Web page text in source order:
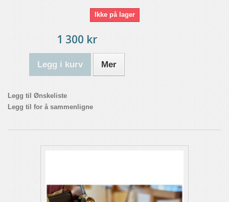
Ikke på lager
1 300 kr
Legg i kurv Mer
Legg til Ønskeliste
Legg til for å sammenligne